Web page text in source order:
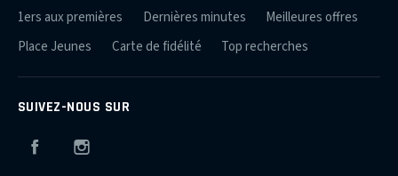
1ers aux premières Dernières minutes
Meilleures offres
Place Jeunes
Carte de fidélité Top recherches
SUIVEZ-NOUS SUR
Facebook